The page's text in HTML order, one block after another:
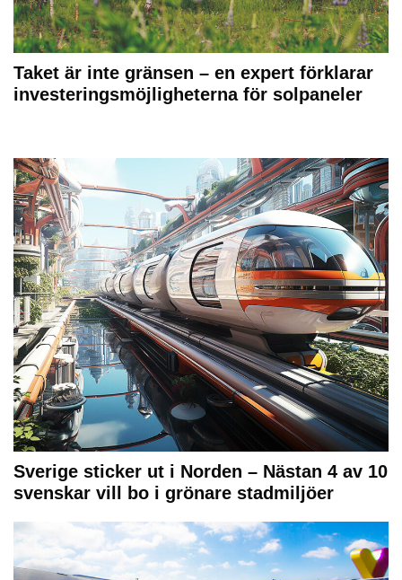
Taket är inte gränsen – en expert förklarar
investeringsmöjligheterna för solpaneler
Sverige sticker ut i Norden – Nästan 4 av 10
svenskar vill bo i grönare stadmiljöer